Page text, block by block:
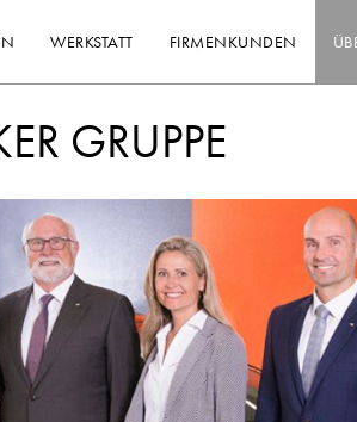
WERKSTATT FIRMENKUNDEN
GRUPPE